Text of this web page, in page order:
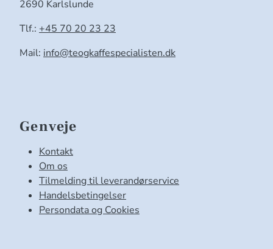
2690 Karlslunde
Tlf.: +45 70 20 23 23
Mail: info@teogkaffespecialisten.dk
Genveje
Kontakt
Om os
Tilmelding til leverandørservice
Handelsbetingelser
Persondata og Cookies